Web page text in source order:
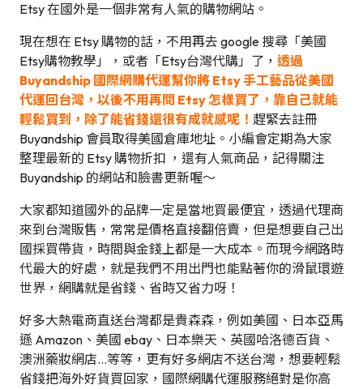
Etsy 在國外是一個非常有人氣的購物網站。
現在想在 Etsy 購物的話，不用再去 google 搜尋「美國
Etsy購物教學」，或者「Etsy台灣代購」了， 透過
Buyandship 國際網購代運幫你將 Etsy 手工藝品從美國
代運回台灣，以後不用再問 Etsy 怎樣買了，靠自己就能
輕鬆買到，除了能省錢還很有成就感呢！ 趕緊去註冊
Buyandship 會員取得美國倉庫地址。小編會定期為大家
整理最新的 Etsy 購物折扣 ，還有人氣商品，記得關注
Buyandship 的網站和臉書更新喔～
大家都知道國外的品牌一定是當地買最便宜，透過代理商
來到台灣販售，常常是價格直接翻倍賣，但是想要自己出
國採買帶貨，時間與金錢上都是一大成本。而現今網路時
代最大的好處，就是我們不用出門也能點著你的滑鼠環遊
世界，網購就是省錢、省時又省力呀！
好多大熱電商直送台灣都是貴森森，例如美國、日本亞馬
遜 Amazon、美國 ebay、日本樂天、英國哈洛德百貨、
澳洲藥妝網店…等等，更有好多網店不送台灣，想要輕鬆
省錢把海外好貨買回家，國際網購代運服務絕對是你高